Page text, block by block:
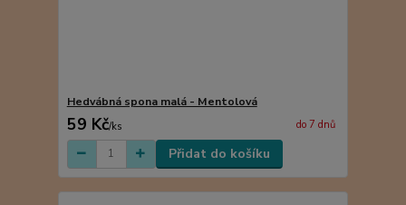
Hedvábná spona malá - Mentolová
59 Kč/ks do 7 dnů
Přidat do košíku